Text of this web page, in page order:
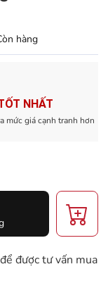
hàng
NHẤT
mức giá cạnh tranh hơn
để được tư vấn mua